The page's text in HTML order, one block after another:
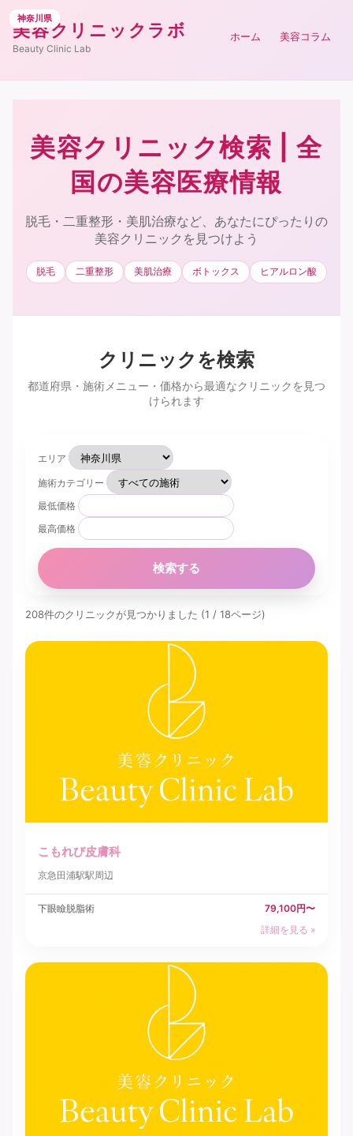
美容クリニックラボ
Beauty Clinic Lab
ホーム 美容コラム
美容クリニック検索 | 全
国の美容医療情報
脱毛・二重整形・美肌治療など、あなたにぴったりの
美容クリニックを見つけよう
脱毛 二重整形 美肌治療 ボトックス ヒアルロン酸
クリニックを検索
都道府県・施術メニュー・価格から最適なクリニックを見つ
けられます
エリア
施術カテゴリー
最低価格
最高価格
検索する
208件のクリニックが見つかりました (1 / 18ページ)
神奈川県
こもれび皮膚科
京急田浦駅駅周辺
下眼瞼脱脂術
79,100円〜
詳細を見る »
神奈川県
神奈川県
神奈川県
神奈川県
神奈川県
神奈川県
神奈川県
神奈川県
神奈川県
神奈川県
神奈川県